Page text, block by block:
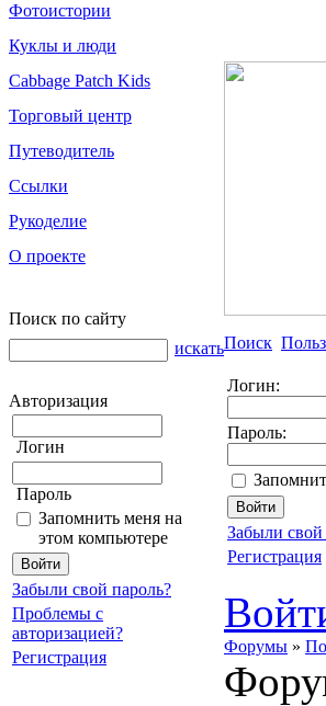
Фотоистории
Куклы и люди
Cabbage Patch Kids
Торговый центр
Путеводитель
Ссылки
Рукоделие
О проекте
Поиск по сайту
искать
Авторизация
Логин
Пароль
Запомнить меня на
этом компьютере
Забыли свой пароль?
Проблемы с
авторизацией?
Регистрация
Поиск
Логин:
Пароль:
Забыли свой
Регистрация
Форумы »